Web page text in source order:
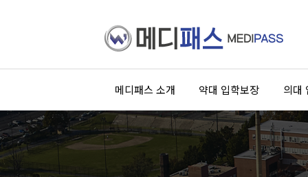
메디패스 소개 약대 입학보장 의대